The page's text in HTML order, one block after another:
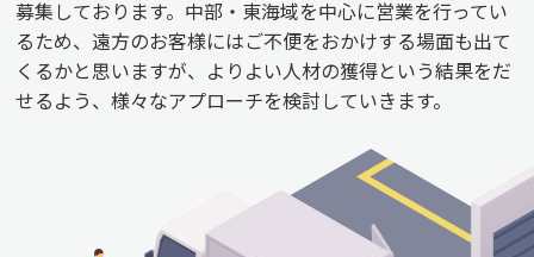
募集しております。中部・東海域を中心に営業を行ってい
るため、遠方のお客様にはご不便をおかけする場面も出て
くるかと思いますが、よりよい人材の獲得という結果をだ
せるよう、様々なアプローチを検討していきます。